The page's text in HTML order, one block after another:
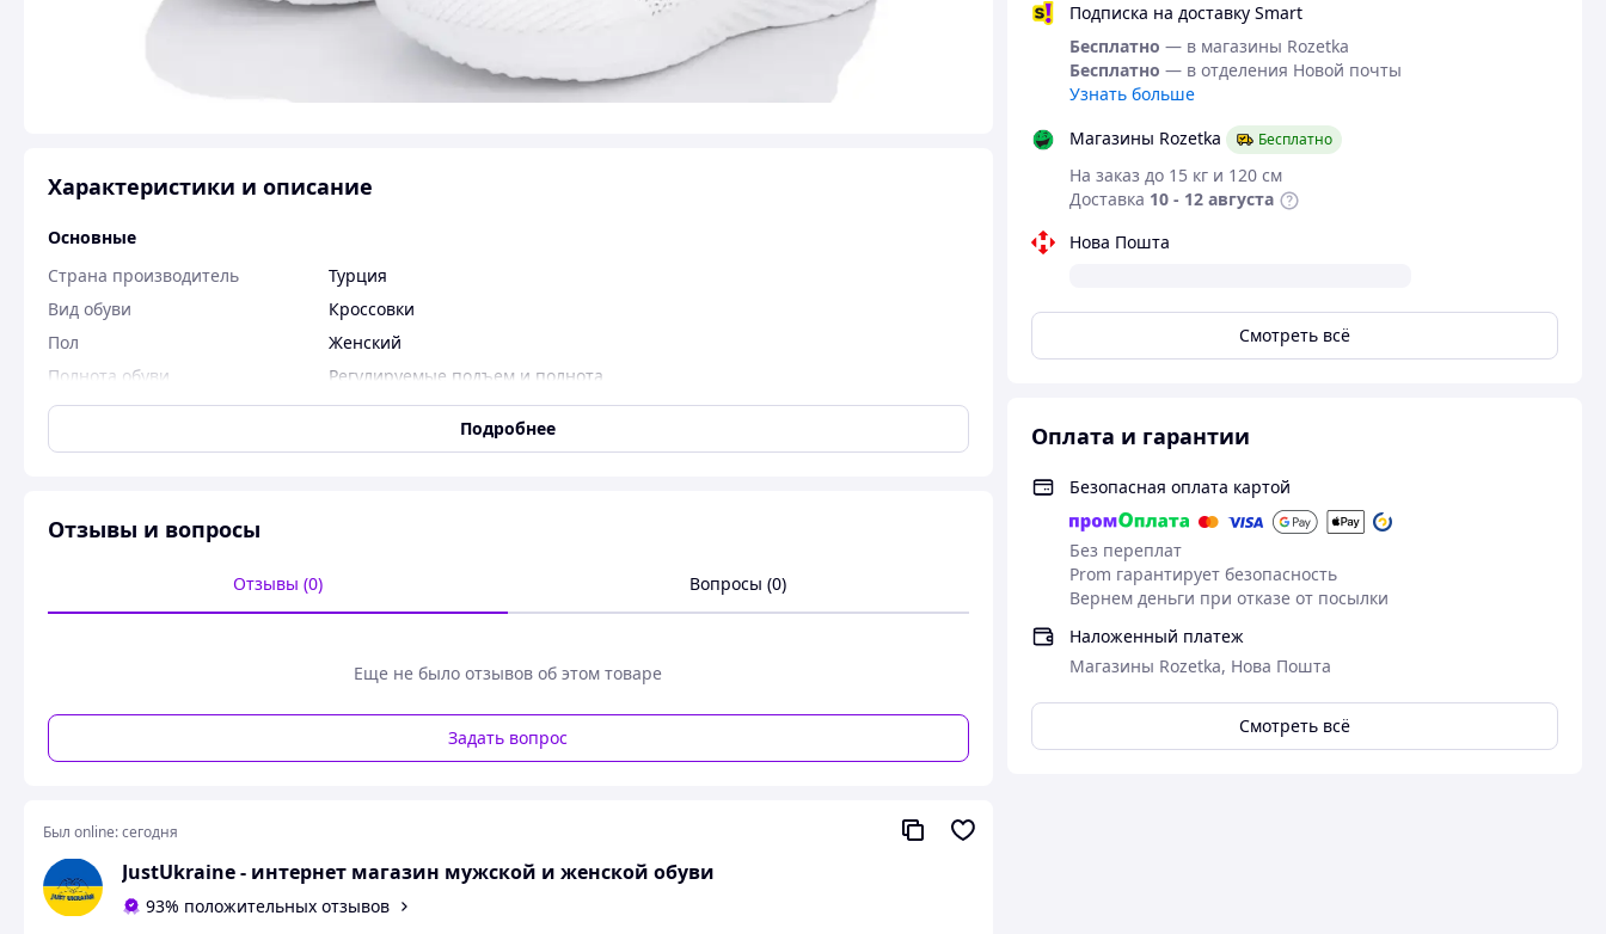
Подписка на доставку Smart
Бесплатно — в магазины Rozetka
Бесплатно — в отделения Новой почты
Узнать больше
Магазины Rozetka
Бесплатно
На заказ до 15 кг и 120 см
Доставка 10 - 12 августа
Нова Пошта
Смотреть всё
Оплата и гарантии
Безопасная оплата картой
Без переплат
Prom гарантирует безопасность
Вернем деньги при отказе от посылки
Наложенный платеж
Магазины Rozetka, Нова Пошта
Смотреть всё
Характеристики и описание
Основные
Страна производитель
Турция
Вид обуви
Кроссовки
Пол
Женский
Полнота обуви
Регулируемые подъем и полнота
Сезон
Весна/Лето
Цвет
Материал подкладки
Вид стельки
Амортизированная
Водоотталкивающая пропитка
Да
Состояние
Перфорация
Да
Дополнительные характеристики
Подробнее
Отзывы и вопросы
Отзывы (0) Вопросы (0)
Еще не было отзывов об этом товаре
Задать вопрос
Был online:сегодня
JustUkraine - интернет магазин мужской и женской обуви
93% положительных отзывов